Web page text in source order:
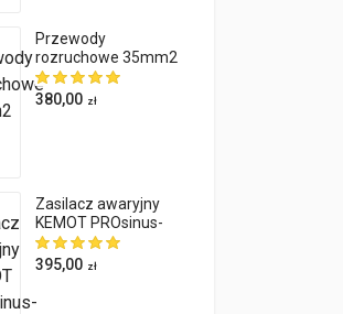
Przewody
rozruchowe 35mm2
4m 900A
380,00 zł
Zasilacz awaryjny
KEMOT PROsinus-
800 12V 230V
800VA/500W
395,00 zł